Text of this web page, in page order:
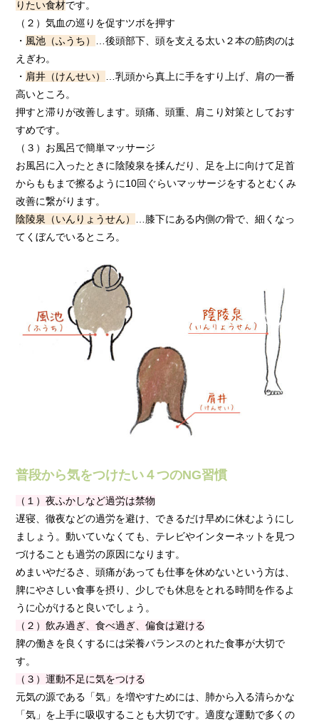
りたい食材です。
（２）気血の巡りを促すツボを押す
・ 風池（ふうち） …後頭部下、頭を支える太い２本の筋肉のは
えぎわ。
・ 肩井（けんせい） …乳頭から真上に手をすり上げ、肩の一番
高いところ。
押すと滞りが改善します。頭痛、頭重、肩こり対策としておす
すめです。
（３）お風呂で簡単マッサージ
お風呂に入ったときに陰陵泉を揉んだり、足を上に向けて足首
からももまで擦るように10回ぐらいマッサージをするとむくみ
改善に繋がります。
陰陵泉（いんりょうせん） …膝下にある内側の骨で、細くなっ
てくぼんでいるところ。
普段から気をつけたい４つのNG習慣
（１）夜ふかしなど過労は禁物
遅寝、徹夜などの過労を避け、できるだけ早めに休むようにし
ましょう。動いていなくても、テレビやインターネットを見つ
づけることも過労の原因になります。
めまいやだるさ、頭痛があっても仕事を休めないという方は、
脾にやさしい食事を摂り、少しでも休息をとれる時間を作るよ
うに心がけると良いでしょう。
（２）飲み過ぎ、食べ過ぎ、偏食は避ける
脾の働きを良くするには栄養バランスのとれた食事が大切で
す。
（３）運動不足に気をつける
元気の源である「気」を増やすためには、肺から入る清らかな
「気」を上手に吸収することも大切です。適度な運動で多くの